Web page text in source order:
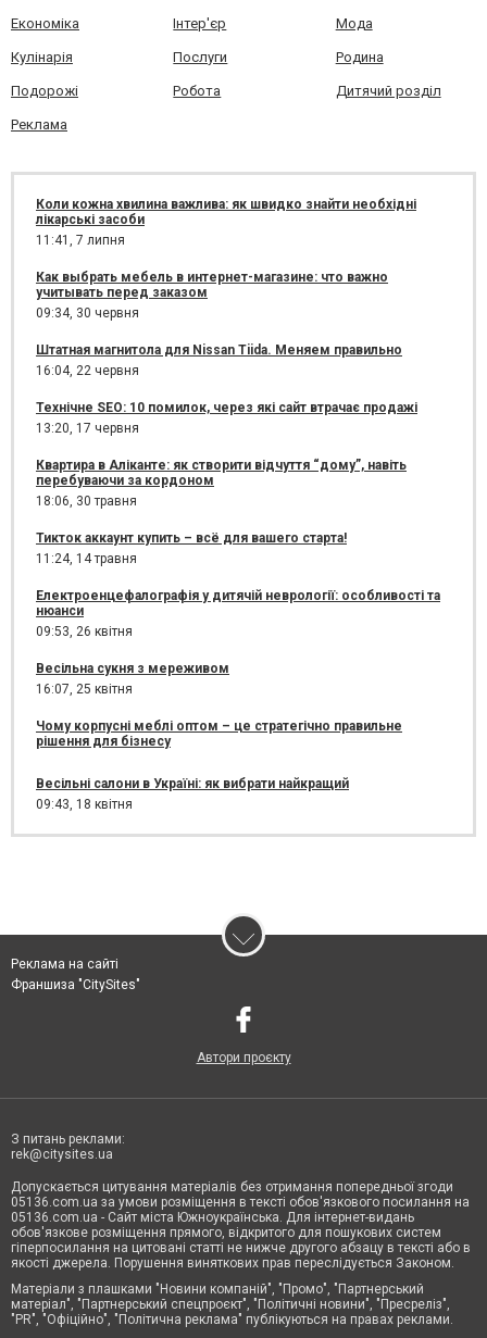
Економіка Інтер'єр Мода
Кулінарія Послуги Родина
Подорожі Робота Дитячий розділ
Реклама
Коли кожна хвилина важлива: як швидко знайти необхідні
лікарські засоби
11:41, 7 липня
Как выбрать мебель в интернет-магазине: что важно
учитывать перед заказом
09:34, 30 червня
Штатная магнитола для Nissan Tiida. Меняем правильно
16:04, 22 червня
Технічне SEO: 10 помилок, через які сайт втрачає продажі
13:20, 17 червня
Квартира в Аліканте: як створити відчуття “дому”, навіть
перебуваючи за кордоном
18:06, 30 травня
Тикток аккаунт купить – всё для вашего старта!
11:24, 14 травня
Електроенцефалографія у дитячій неврології: особливості та
нюанси
09:53, 26 квітня
Весільна сукня з мереживом
16:07, 25 квітня
Чому корпусні меблі оптом – це стратегічно правильне
рішення для бізнесу
Весільні салони в Україні: як вибрати найкращий
09:43, 18 квітня
Реклама на сайті
Франшиза "CitySites"
Автори проєкту
З питань реклами:
rek@citysites.ua
Допускається цитування матеріалів без отримання попередньої згоди
05136.com.ua за умови розміщення в тексті обов'язкового посилання на
05136.com.ua - Сайт міста Южноукраїнська. Для інтернет-видань
обов'язкове розміщення прямого, відкритого для пошукових систем
гіперпосилання на цитовані статті не нижче другого абзацу в тексті або в
якості джерела. Порушення виняткових прав переслідується Законом.
Матеріали з плашками "Новини компаній", "Промо", "Партнерський
матеріал", "Партнерський спецпроєкт", "Політичні новини", "Пресреліз",
"PR", "Офіційно", "Політична реклама" публікуються на правах реклами.